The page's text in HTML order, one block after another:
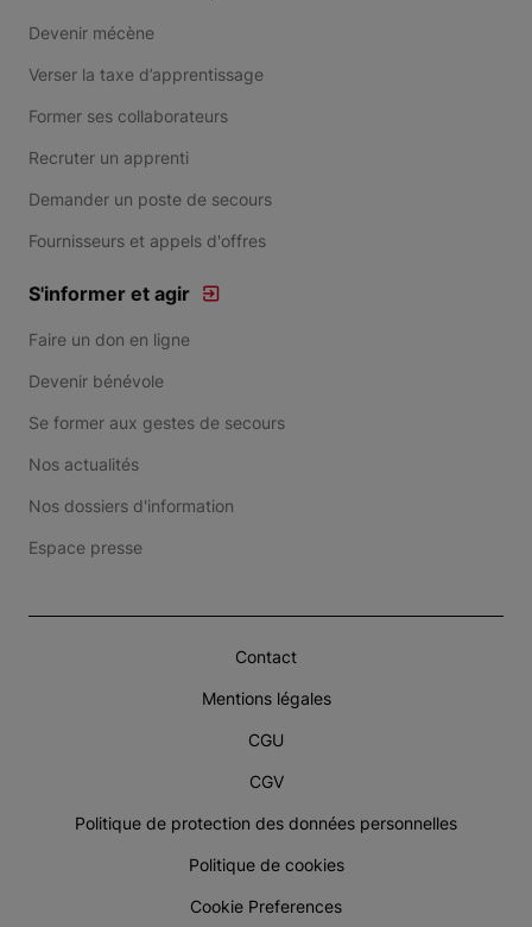
Devenir mécène
Verser la taxe d’apprentissage
Former ses collaborateurs
Recruter un apprenti
Demander un poste de secours
Fournisseurs et appels d'offres
S'informer et agir
Faire un don en ligne
Devenir bénévole
Se former aux gestes de secours
Nos actualités
Nos dossiers d'information
Espace presse
Contact
Mentions légales
CGU
CGV
Politique de protection des données personnelles
Politique de cookies
Cookie Preferences